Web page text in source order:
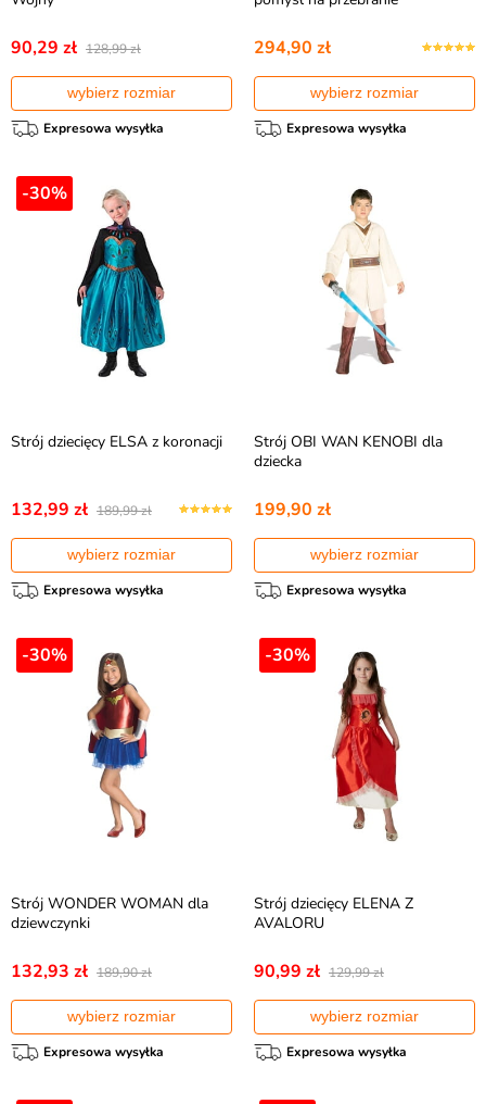
90,29 zł 128,99 zł
wybierz rozmiar
Expresowa wysyłka
294,90 zł
wybierz rozmiar
Expresowa wysyłka
-30%
Strój dziecięcy ELSA z koronacji
132,99 zł 189,99 zł
wybierz rozmiar
Expresowa wysyłka
Strój OBI WAN KENOBI dla
dziecka
199,90 zł
wybierz rozmiar
Expresowa wysyłka
-30%
Strój WONDER WOMAN dla
dziewczynki
132,93 zł 189,90 zł
wybierz rozmiar
Expresowa wysyłka
-30%
Strój dziecięcy ELENA Z
AVALORU
90,99 zł 129,99 zł
wybierz rozmiar
Expresowa wysyłka